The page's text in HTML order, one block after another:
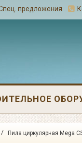
предложения
/ Пила циркулярная Mega